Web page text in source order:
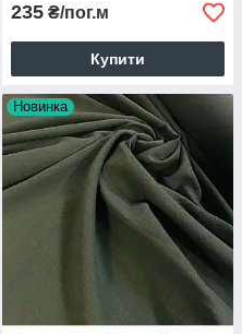
235 ₴/пог.м
Купити
Новинка